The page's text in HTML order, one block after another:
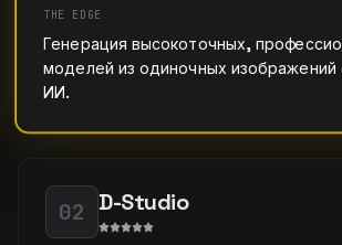
THE EDGE
Генерация высокоточных,
моделей из одиночных
ИИ.
02 D-Studio